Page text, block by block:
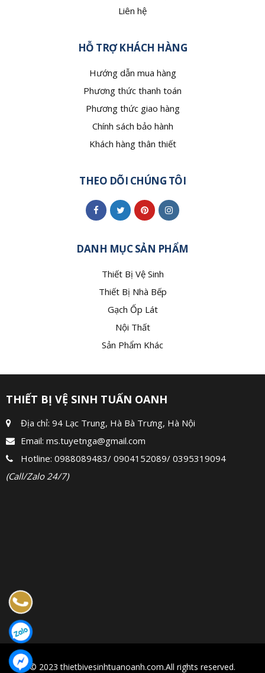
Liên hệ
HỖ TRỢ KHÁCH HÀNG
Hướng dẫn mua hàng
Phương thức thanh toán
Phương thức giao hàng
Chính sách bảo hành
Khách hàng thân thiết
THEO DÕI CHÚNG TÔI
DANH MỤC SẢN PHẨM
Thiết Bị Vệ Sinh
Thiết Bị Nhà Bếp
Gạch Ốp Lát
Nội Thất
Sản Phẩm Khác
THIẾT BỊ VỆ SINH TUẤN OANH
Địa chỉ: 94 Lạc Trung, Hà Bà Trưng, Hà Nội
Email: ms.tuyetnga@gmail.com
Hotline: 0988089483/ 0904152089/ 0395319094
(Call/Zalo 24/7)
© 2023 thietbivesinhtuanoanh.com.All rights reserved.